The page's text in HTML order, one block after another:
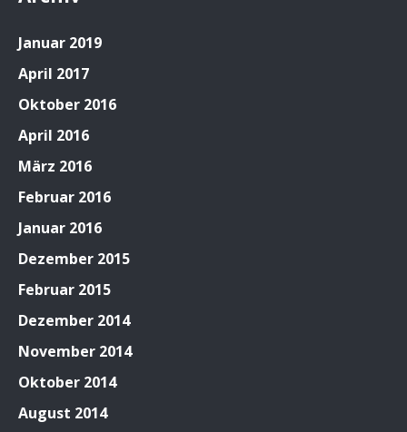
Januar 2019
April 2017
Oktober 2016
April 2016
März 2016
Februar 2016
Januar 2016
Dezember 2015
Februar 2015
Dezember 2014
November 2014
Oktober 2014
August 2014